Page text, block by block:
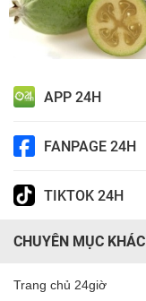
APP 24H
FANPAGE 24H
TIKTOK 24H
CHUYÊN MỤC KHÁC
Trang chủ 24giờ